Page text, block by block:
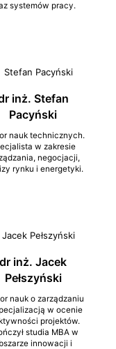
systemów pracy.
inż. Stefan
Pacyński
nauk technicznych.
w zakresie
negocjacji,
rynku i energetyki.
dr inż. Jacek
Pełszyński
nauk o zarządzaniu
w ocenie
projektów.
studia MBA w
innowacji i